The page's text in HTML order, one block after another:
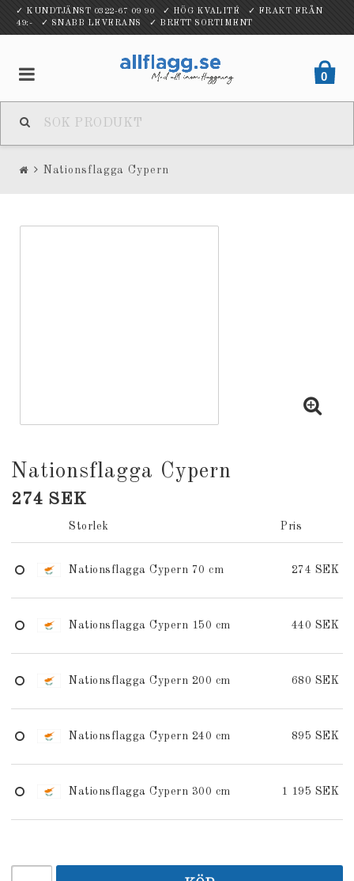
✓ KUNDTJÄNST 0322-67 09 90 ✓ HÖG KVALITÉ ✓ FRAKT FRÅN
49:- ✓ SNABB LEVERANS ✓ BRETT SORTIMENT
0
Nationsflagga Cypern
Nationsflagga Cypern
274 SEK
Storlek Pris
Nationsflagga Cypern 70 cm 274 SEK
Nationsflagga Cypern 150 cm 440 SEK
Nationsflagga Cypern 200 cm 680 SEK
Nationsflagga Cypern 240 cm 895 SEK
Nationsflagga Cypern 300 cm 1 195 SEK